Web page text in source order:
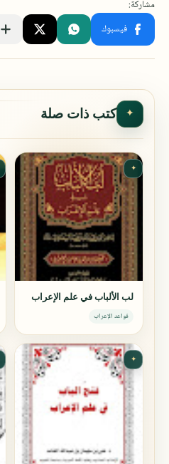
✦ كتب ذات صلة
✦
لب الألباب في علم الإعراب
قواعد الإعراب
✦